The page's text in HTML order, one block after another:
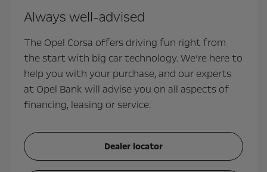
Always well-advised
The Opel Corsa offers driving fun right from
the start with big car technology. We’re here to
help you with your purchase, and our experts
at Opel Bank will advise you on all aspects of
financing, leasing or service.
Dealer locator